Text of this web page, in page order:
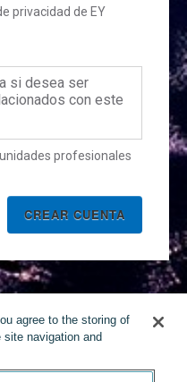
privacidad de EY
si desea ser
con este
profesionales
agree to the storing of
navigation and